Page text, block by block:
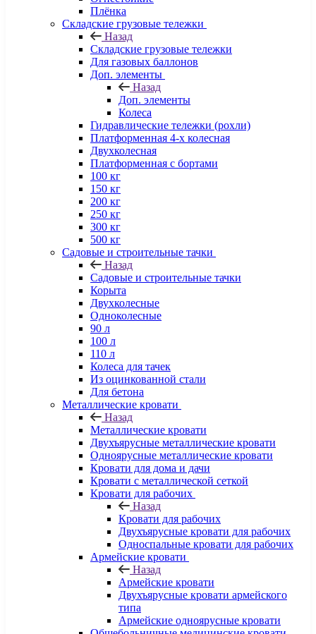
Плёнка
Складские грузовые тележки
Назад
Складские грузовые тележки
Для газовых баллонов
Доп. элементы
Назад
Доп. элементы
Колеса
Гидравлические тележки (рохли)
Платформенная 4-х колесная
Двухколесная
Платформенная с бортами
100 кг
150 кг
200 кг
250 кг
300 кг
500 кг
Садовые и строительные тачки
Назад
Садовые и строительные тачки
Корыта
Двухколесные
Одноколесные
90 л
100 л
110 л
Колеса для тачек
Из оцинкованной стали
Для бетона
Металлические кровати
Назад
Металлические кровати
Двухъярусные металлические кровати
Одноярусные металлические кровати
Кровати для дома и дачи
Кровати с металлической сеткой
Кровати для рабочих
Назад
Кровати для рабочих
Двухъярусные кровати для рабочих
Односпальные кровати для рабочих
Армейские кровати
Назад
Армейские кровати
Двухъярусные кровати армейского
типа
Армейские одноярусные кровати